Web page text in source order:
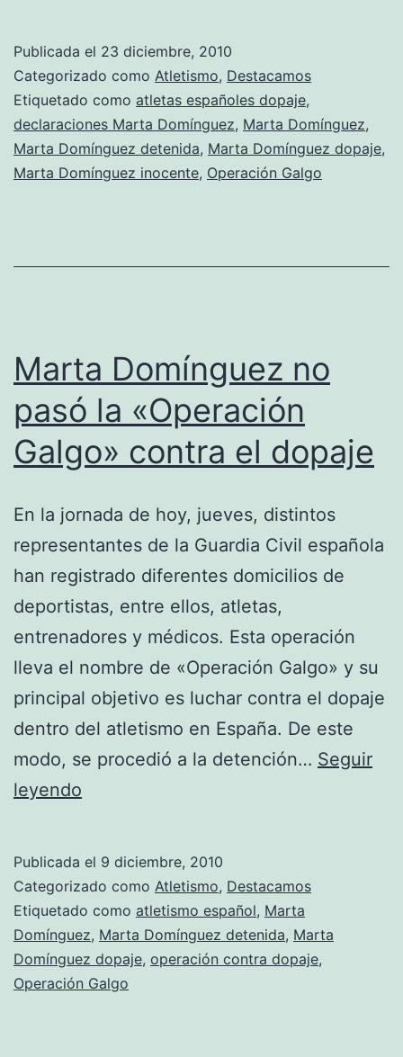
que
nunca
suministró
«sustancias
Publicada el 23 diciembre, 2010
Categorizado como Atletismo, Destacamos
Etiquetado como atletas españoles dopaje,
declaraciones Marta Domínguez, Marta Domínguez,
Marta Domínguez detenida, Marta Domínguez dopaje,
Marta Domínguez inocente, Operación Galgo
Marta Domínguez no
pasó la «Operación
Galgo» contra el dopaje
En la jornada de hoy, jueves, distintos
representantes de la Guardia Civil española
han registrado diferentes domicilios de
deportistas, entre ellos, atletas,
entrenadores y médicos. Esta operación
lleva el nombre de «Operación Galgo» y su
principal objetivo es luchar contra el dopaje
dentro del atletismo en España. De este
modo, se procedió a la detención… Seguir
leyendo
pasó
la
«Operación
Galgo»
Publicada el 9 diciembre, 2010
Categorizado como Atletismo, Destacamos
Etiquetado como atletismo español, Marta
Domínguez, Marta Domínguez detenida, Marta
Domínguez dopaje, operación contra dopaje,
Operación Galgo